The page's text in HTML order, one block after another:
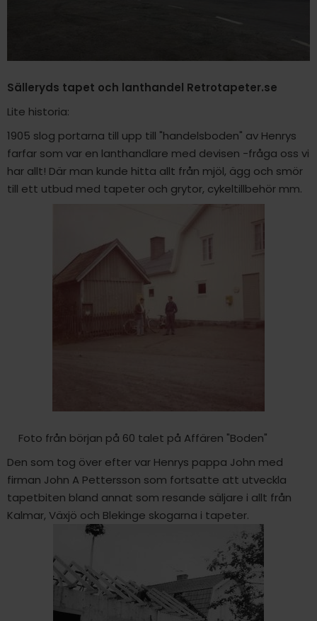
Sälleryds tapet och lanthandel Retrotapeter.se
Lite historia:
1905 slog portarna till upp till "handelsboden" av Henrys
farfar som var en lanthandlare med devisen -fråga oss vi
har allt! Där man kunde hitta allt från mjöl, ägg och smör
till ett utbud med tapeter och grytor, cykeltillbehör mm.
Foto från början på 60 talet på Affären "Boden"
Den som tog över efter var Henrys pappa John med
firman John A Pettersson som fortsatte att utveckla
tapetbiten bland annat som resande säljare i allt från
Kalmar, Växjö och Blekinge skogarna i tapeter.